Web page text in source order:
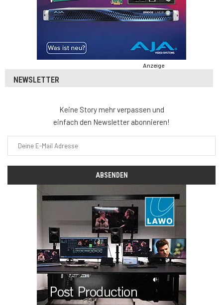
Anzeige
NEWSLETTER
Keine Story mehr verpassen und
einfach den Newsletter abonnieren!